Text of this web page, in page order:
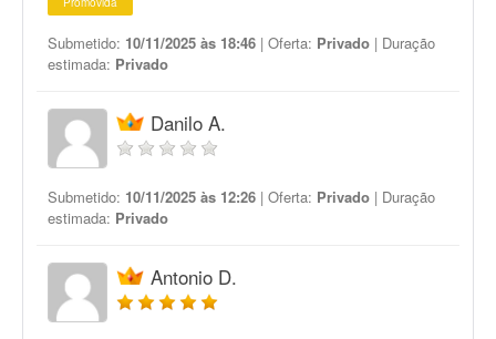
Submetido: 10/11/2025 às 18:46 | Oferta: Privado | Duração
estimada: Privado
Danilo A.
Submetido: 10/11/2025 às 12:26 | Oferta: Privado | Duração
estimada: Privado
Antonio D.